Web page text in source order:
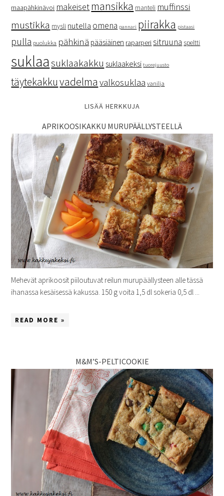
maapähkinävoi makeiset mansikka manteli muffinssi
mustikka mysli nutella omena pannari piirakka pistaasi
pulla puolukka pähkinä pääsiäinen raparperi sitruuna speltti
suklaa suklaakakku suklaakeksi tuorejuusto
täytekakkuvadelma valkosuklaa vanilja
LISÄÄ HERKKUJA
APRIKOOSIKAKKU MURUPÄÄLLYSTEELLÄ
Mehevät aprikoosit piiloutuvat reilun murupäällysteen alle tässä
ihanassa kesäisessä kakussa. 150 g voita 1,5 dl sokeria 0,5 dl ...
READ MORE »
M&M’S-PELTICOOKIE